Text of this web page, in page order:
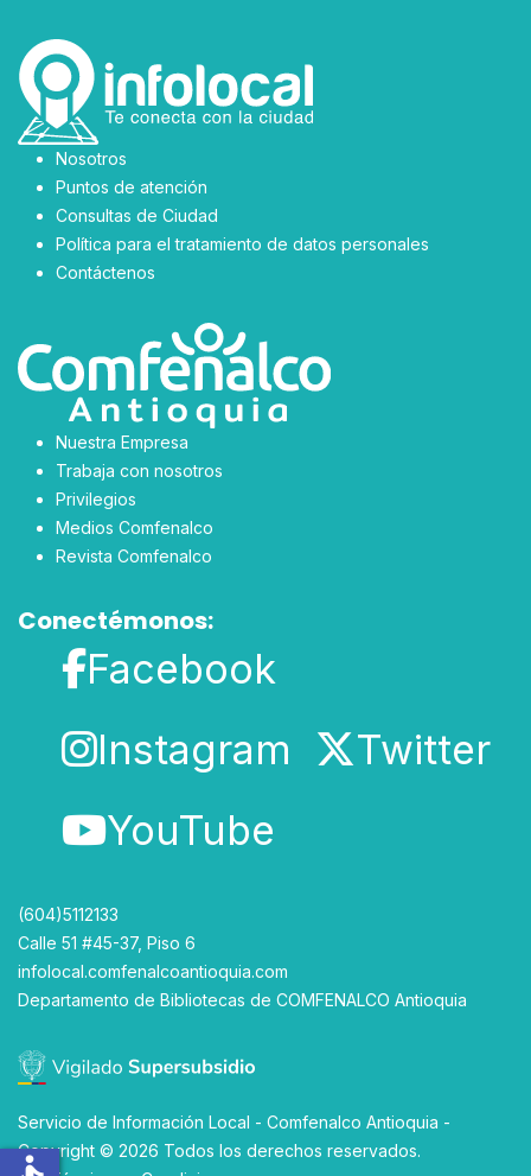
Nosotros
Puntos de atención
Consultas de Ciudad
Política para el tratamiento de datos personales
Contáctenos
Nuestra Empresa
Trabaja con nosotros
Privilegios
Medios Comfenalco
Revista Comfenalco
Conectémonos:
Facebook
Instagram
Twitter
YouTube
(604)5112133
Calle 51 #45-37, Piso 6
infolocal.comfenalcoantioquia.com
Departamento de Bibliotecas de COMFENALCO Antioquia
Servicio de Información Local - Comfenalco Antioquia -
Copyright © 2026 Todos los derechos reservados.